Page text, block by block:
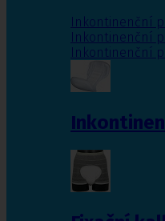
Inkontinenční
Inkontinenční
Inkontinenční